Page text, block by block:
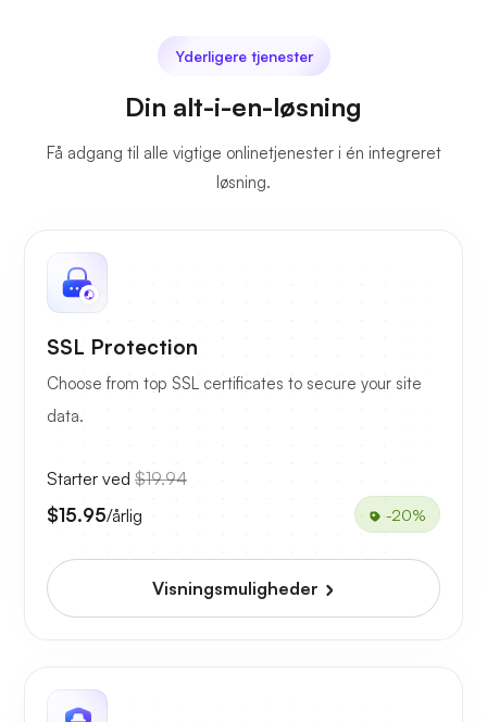
Yderligere tjenester
Din alt-i-en-løsning
Få adgang til alle vigtige onlinetjenester i én integreret
løsning.
SSL Protection
Choose from top SSL certificates to secure your site
data.
Starter ved $19.94
$15.95/årlig -20%
Visningsmuligheder